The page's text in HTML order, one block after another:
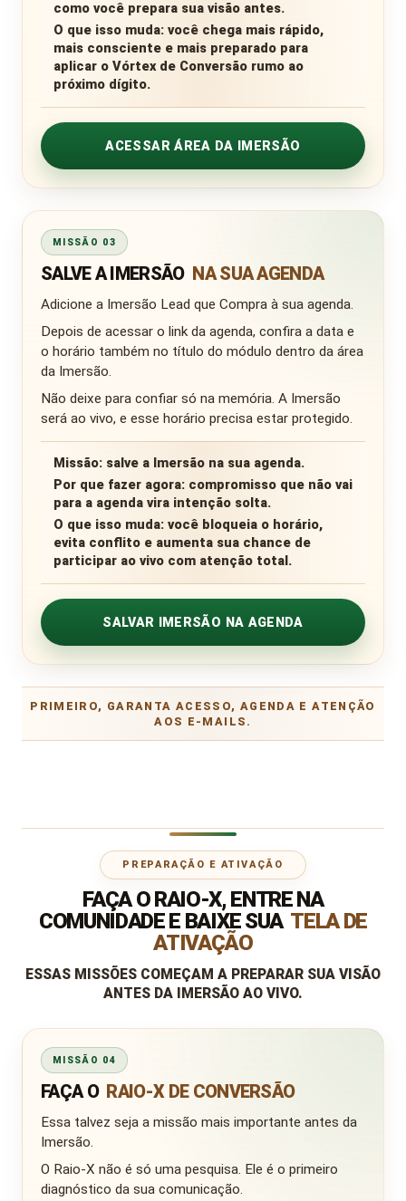
como você prepara sua visão antes.
O que isso muda: você chega mais rápido,
mais consciente e mais preparado para
aplicar o Vórtex de Conversão rumo ao
próximo dígito.
ACESSAR ÁREA DA IMERSÃO
MISSÃO 03
SALVE A IMERSÃO NA SUA AGENDA
Adicione a Imersão Lead que Compra à sua agenda.
Depois de acessar o link da agenda, confira a data e
o horário também no título do módulo dentro da área
da Imersão.
Não deixe para confiar só na memória. A Imersão
será ao vivo, e esse horário precisa estar protegido.
Missão: salve a Imersão na sua agenda.
Por que fazer agora: compromisso que não vai
para a agenda vira intenção solta.
O que isso muda: você bloqueia o horário,
evita conflito e aumenta sua chance de
participar ao vivo com atenção total.
SALVAR IMERSÃO NA AGENDA
PRIMEIRO, GARANTA ACESSO, AGENDA E ATENÇÃO
AOS E-MAILS.
PREPARAÇÃO E ATIVAÇÃO
FAÇA O RAIO-X, ENTRE NA
COMUNIDADE E BAIXE SUA TELA DE
ATIVAÇÃO
ESSAS MISSÕES COMEÇAM A PREPARAR SUA VISÃO
ANTES DA IMERSÃO AO VIVO.
MISSÃO 04
FAÇA O RAIO-X DE CONVERSÃO
Essa talvez seja a missão mais importante antes da
Imersão.
O Raio-X não é só uma pesquisa. Ele é o primeiro
diagnóstico da sua comunicação.